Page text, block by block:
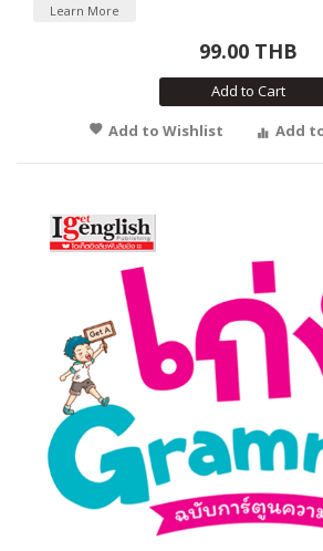
Learn More
99.00 THB
Add to Cart
Add to Wishlist
Add